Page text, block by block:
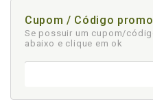
Cupom / Código
Se possuir um cupom/
abaixo e clique em ok